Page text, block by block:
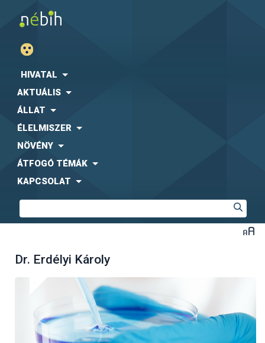
HIVATAL
AKTUÁLIS
ÁLLAT
ÉLELMISZER
NÖVÉNY
ÁTFOGÓ TÉMÁK
KAPCSOLAT
Dr. Erdélyi Károly